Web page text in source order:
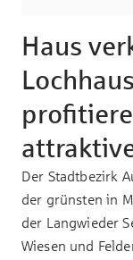
Haus
Der Stadtbezirk
der grünsten in
der Langwieder
Wiesen und